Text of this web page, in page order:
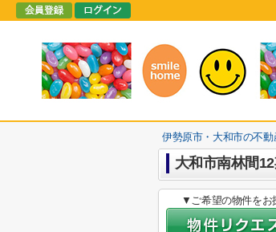
伊勢原市・大和市の不
大和市南林間
▼ご希望の物件をお